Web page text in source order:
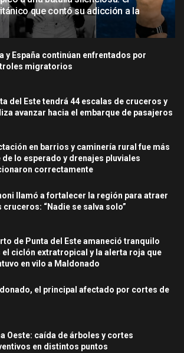
que contó su adicción a la
y España continúan enfrentados por
migratorios
del Este tendrá 44 escalas de cruceros y
avanzar hacia el embarque de pasajeros
en barrios y caminería rural fue más
de lo esperado y drenajes pluviales
correctamente
llamó a fortalecer la región para atraer
cruceros: “Nadie se salva solo”
de Punta del Este amaneció tranquilo
el ciclón extratropical y la alerta roja que
en vilo a Maldonado
el principal afectado por cortes de
Oeste: caída de árboles y cortes
en distintos puntos